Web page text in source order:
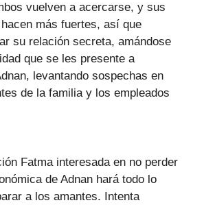
vuelven a acercarse, y sus
más fuertes, así que
su relación secreta, amándose
que se les presente a
levantando sospechas en
de la familia y los empleados
Fatma interesada en no perder
de Adnan hará todo lo
a los amantes. Intenta